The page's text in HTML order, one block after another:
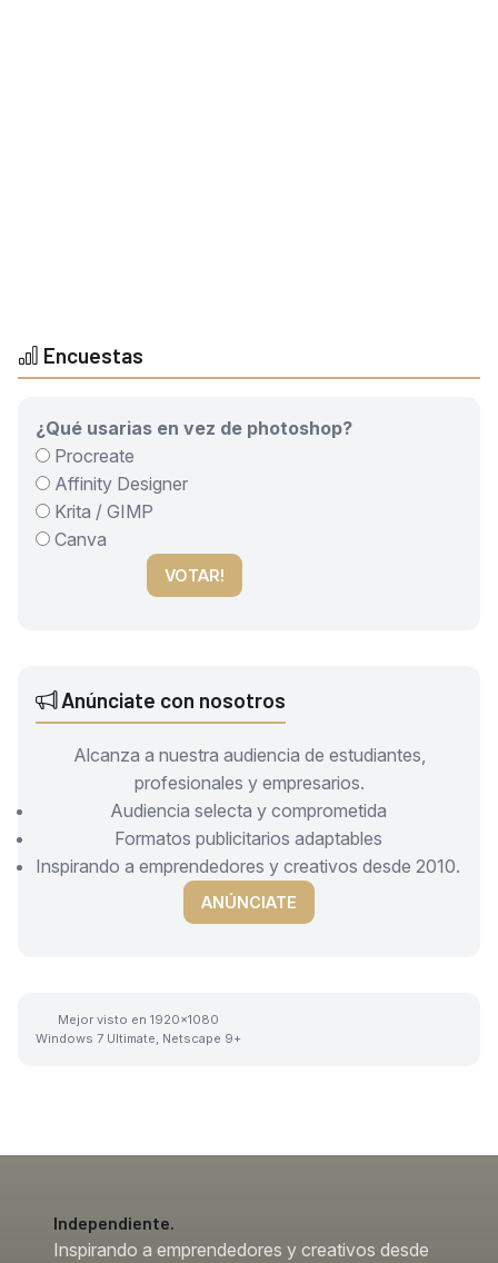
Encuestas
¿Qué usarias en vez de photoshop?
Procreate
Affinity Designer
Krita / GIMP
Canva
VOTAR!
Anúnciate con nosotros
Alcanza a nuestra audiencia de estudiantes,
profesionales y empresarios.
Audiencia selecta y comprometida
Formatos publicitarios adaptables
Inspirando a emprendedores y creativos desde 2010.
ANÚNCIATE
Mejor visto en 1920x1080
Windows 7 Ultimate, Netscape 9+
Independiente.
Inspirando a emprendedores y creativos desde